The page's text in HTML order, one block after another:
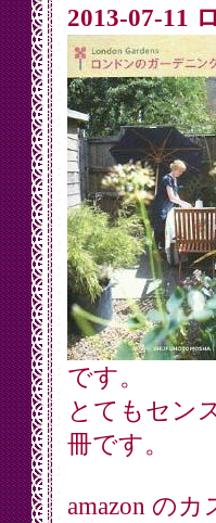
2013-07-11
です。
とてもセン
冊です。
amazon の